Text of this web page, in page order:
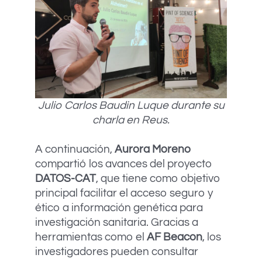
Julio Carlos Baudin Luque durante su
charla en Reus.
A continuación, Aurora Moreno
compartió los avances del proyecto
DATOS-CAT, que tiene como objetivo
principal facilitar el acceso seguro y
ético a información genética para
investigación sanitaria. Gracias a
herramientas como el AF Beacon, los
investigadores pueden consultar